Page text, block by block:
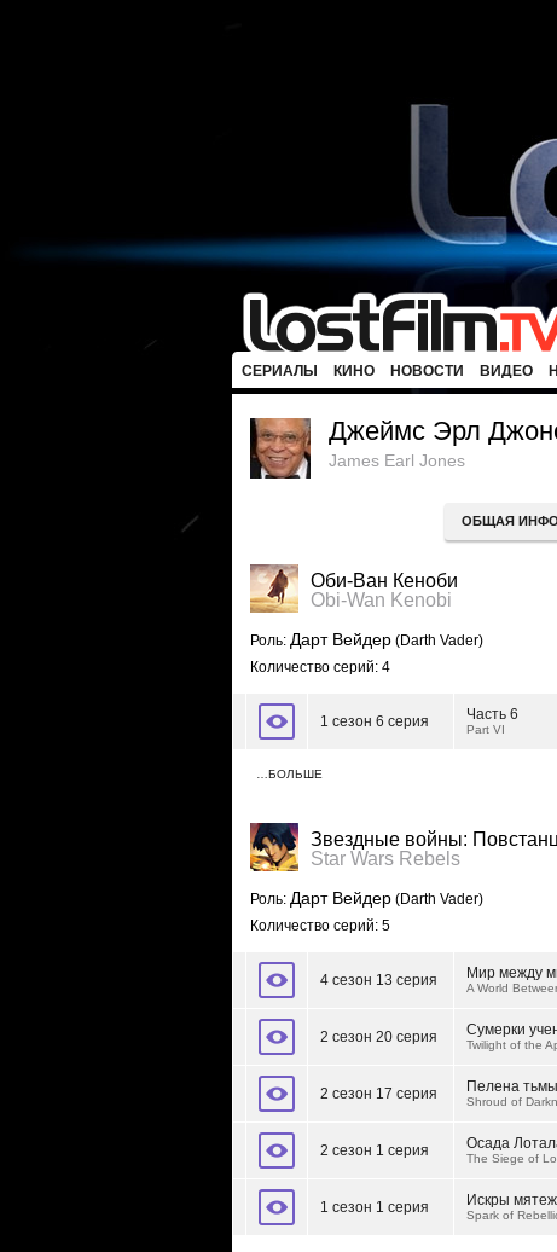
СЕРИАЛЫ КИНО НОВОСТИ ВИДЕО
Джеймс Эрл
James Earl Jones
ОБЩАЯ
Оби-Ван Кеноби
Obi-Wan Kenobi
Роль: Дарт Вейдер (Darth Vader)
Количество серий: 4
1 сезон 6 серия Часть 6
Part VI
…БОЛЬШЕ
Звездные войны:
Star Wars Rebels
Роль: Дарт Вейдер (Darth Vader)
Количество серий: 5
4 сезон 13 серия Мир между
A World
2 сезон 20 серия Сумерки
Twilight of the
2 сезон 17 серия Пелена тьмы
Shroud of
2 сезон 1 серия Осада
The Siege of
1 сезон 1 серия Искры
Spark of